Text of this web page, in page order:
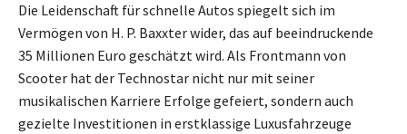
Die Leidenschaft für schnelle Autos spiegelt sich im
Vermögen von H. P. Baxxter wider, das auf beeindruckende
35 Millionen Euro geschätzt wird. Als Frontmann von
Scooter hat der Technostar nicht nur mit seiner
musikalischen Karriere Erfolge gefeiert, sondern auch
gezielte Investitionen in erstklassige Luxusfahrzeuge